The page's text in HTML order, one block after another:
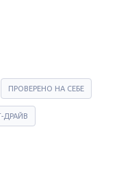
ПРОВЕРЕНО НА СЕБЕ
ДРАЙВ